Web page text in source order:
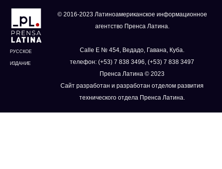
РУССКОЕ
ИЗДАНИЕ
© 2016-2023 Латиноамериканское информационное
агентство Пренса Латина.
Calle E № 454, Ведадо, Гавана, Куба.
телефон: (+53) 7 838 3496, (+53) 7 838 3497
Пренса Латина © 2023
Сайт разработан и разработан отделом развития
технического отдела Пренса Латина.